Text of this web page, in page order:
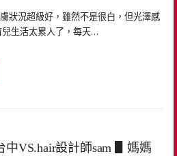
狀況超級好，雖然不是很白，但光澤感
生活太累人了，每天…
中VS.hair設計師sam ▋媽媽